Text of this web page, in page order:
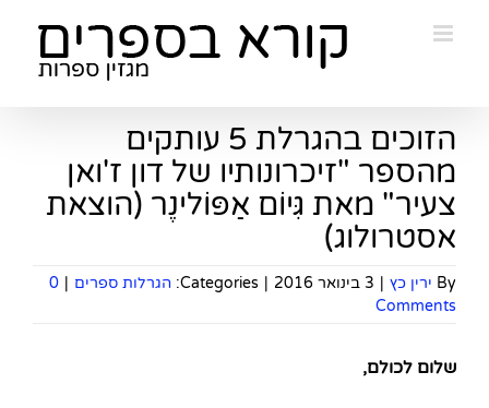
הזוכים בהגרלת 5 עותקים
מהספר "זיכרונותיו של דון ז'ואן
צעיר" מאת גִּיוֹם אַפּוֹלינֶר (הוצאת
אסטרולוג)
By ירין כץ | 3 בינואר 2016 |
Categories: הגרלות ספרים |
0
Comments
שלום לכולם,